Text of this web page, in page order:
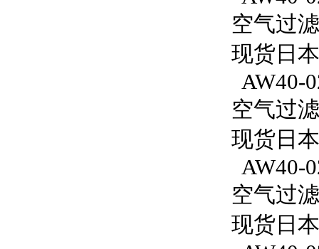
空气过
现货日
AW40-
空气过
现货日
AW40-
空气过
现货日